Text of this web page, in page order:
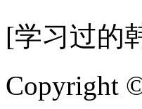
[学习过的
Copyright